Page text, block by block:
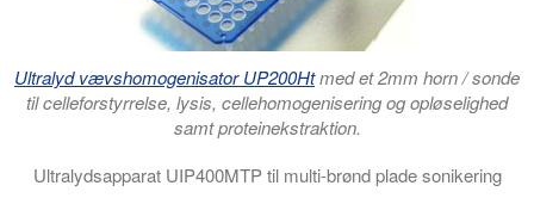
Ultralyd vævshomogenisator UP200Htmed et 2mm horn / sonde
til celleforstyrrelse, lysis, cellehomogenisering og opløselighed
samt proteinekstraktion.
Ultralydsapparat UIP400MTP til multi-brønd plade sonikering